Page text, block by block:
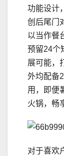
功能设计
创后尾门
以当作餐
预留24个
展可能，
外均配备
用，即便
火锅，畅
对于喜欢